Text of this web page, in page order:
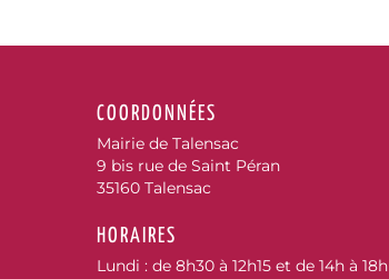
COORDONNÉES
Mairie de Talensac
9 bis rue de Saint Péran
35160 Talensac
HORAIRES
Lundi : de 8h30 à 12h15 et de 14h à 18h